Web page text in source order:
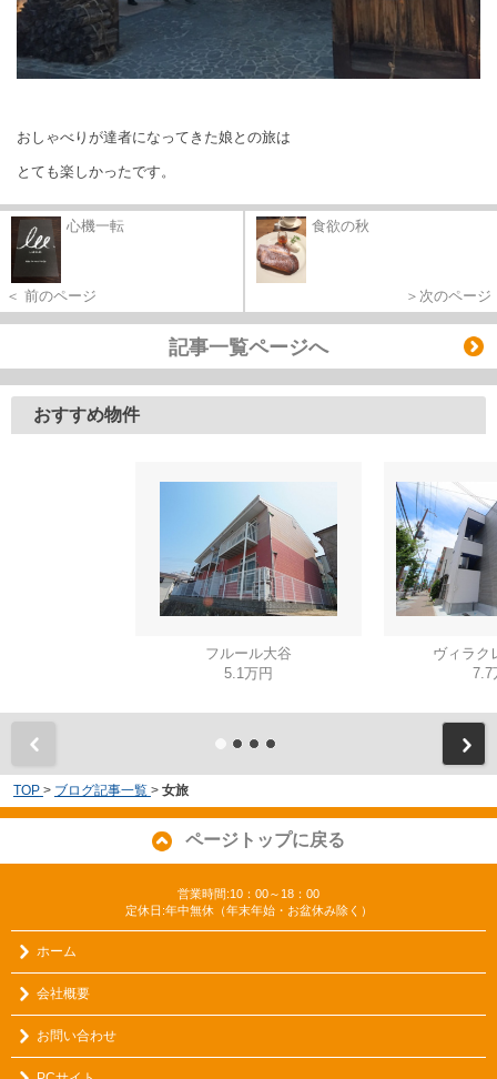
おしゃべりが達者になってきた娘との旅は
とても楽しかったです。
心機一転
＜ 前のページ
食欲の秋
＞次のページ
記事一覧ページへ
おすすめ物件
フルール大谷
5.1万円
ヴィラク
7.7
TOP > ブログ記事一覧 > 女旅
ページトップに戻る
営業時間:10：00～18：00
定休日:年中無休（年末年始・お盆休み除く）
ホーム
会社概要
お問い合わせ